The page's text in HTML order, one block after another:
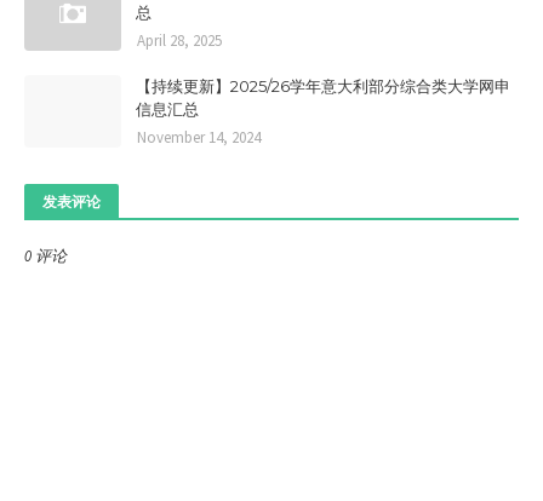
总
April 28, 2025
【持续更新】2025/26学年意大利部分综合类大学网申
信息汇总
November 14, 2024
发表评论
0 评论